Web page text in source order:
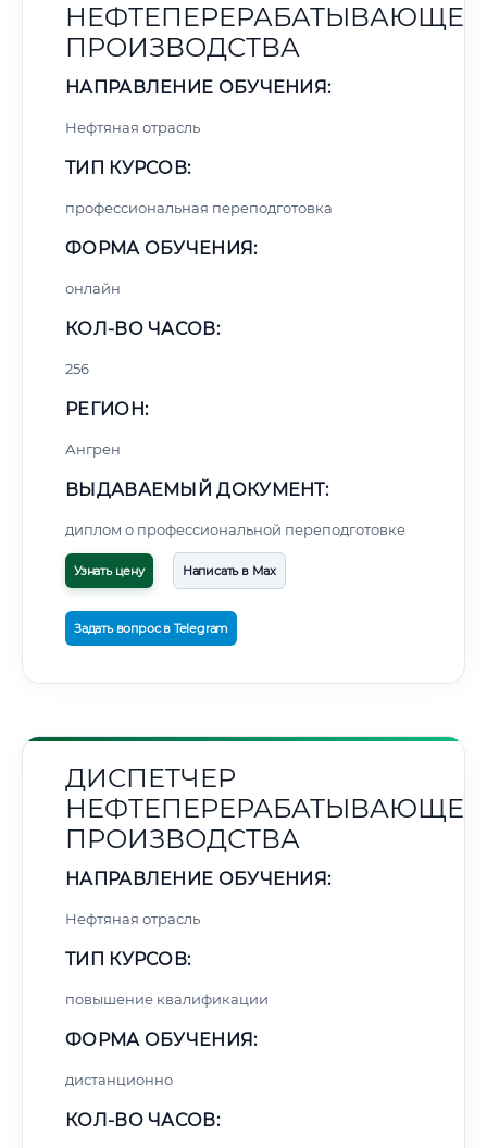
ПРОИЗВОДСТВА
НАПРАВЛЕНИЕ ОБУЧЕНИЯ:
Нефтяная отрасль
ТИП КУРСОВ:
профессиональная переподготовка
ФОРМА ОБУЧЕНИЯ:
онлайн
КОЛ-ВО ЧАСОВ:
256
РЕГИОН:
Ангрен
ВЫДАВАЕМЫЙ ДОКУМЕНТ:
диплом о профессиональной переподготовке
Узнать цену Написать в Max
Задать вопрос в Telegram
ДИСПЕТЧЕР
ПРОИЗВОДСТВА
НАПРАВЛЕНИЕ ОБУЧЕНИЯ:
Нефтяная отрасль
ТИП КУРСОВ:
повышение квалификации
ФОРМА ОБУЧЕНИЯ:
дистанционно
КОЛ-ВО ЧАСОВ: